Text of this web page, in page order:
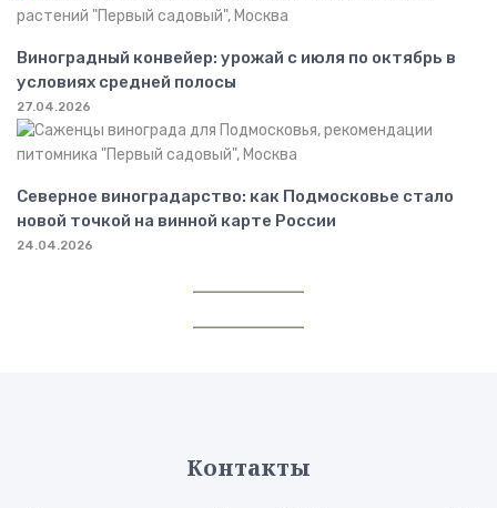
Виноградный конвейер: урожай с июля по октябрь в
условиях средней полосы
27.04.2026
Северное виноградарство: как Подмосковье стало
новой точкой на винной карте России
24.04.2026
Контакты